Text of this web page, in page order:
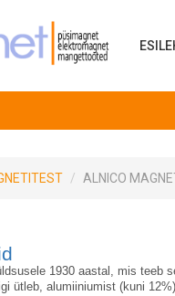
/ ALNICO
1930 aastal, mis teeb
ütleb, alumiiniumist (kuni